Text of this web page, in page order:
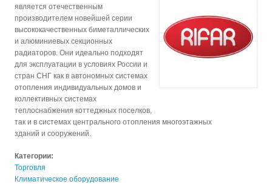
является отечественным
производителем новейшей серии
высококачественных биметаллических
и алюминиевых секционных
радиаторов. Они идеально подходят
для эксплуатации в условиях России и
стран СНГ как в автономных системах
отопления индивидуальных домов и
коллективных системах
теплоснабжения коттеджных поселков,
так и в системах центрального отопления многоэтажных
зданий и сооружений.
Категории:
Торговля
Климатическое оборудование